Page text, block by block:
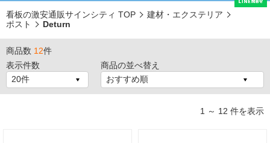
看板の激安通販サインシティ TOP
建材・エクステリア
ポスト
Deturn
商品数 12件
表示件数
商品の並べ替え
1 ～ 12 件を表示